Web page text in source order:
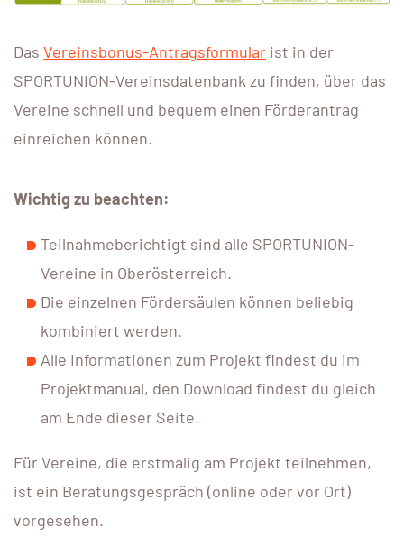
Das Vereinsbonus-Antragsformular ist in der
SPORTUNION-Vereinsdatenbank zu finden, über das
Vereine schnell und bequem einen Förderantrag
einreichen können.
Wichtig zu beachten:
Teilnahmeberichtigt sind alle SPORTUNION-
Vereine in Oberösterreich.
Die einzelnen Fördersäulen können beliebig
kombiniert werden.
Alle Informationen zum Projekt findest du im
Projektmanual, den Download findest du gleich
am Ende dieser Seite.
Für Vereine, die erstmalig am Projekt teilnehmen,
ist ein Beratungsgespräch (online oder vor Ort)
vorgesehen.